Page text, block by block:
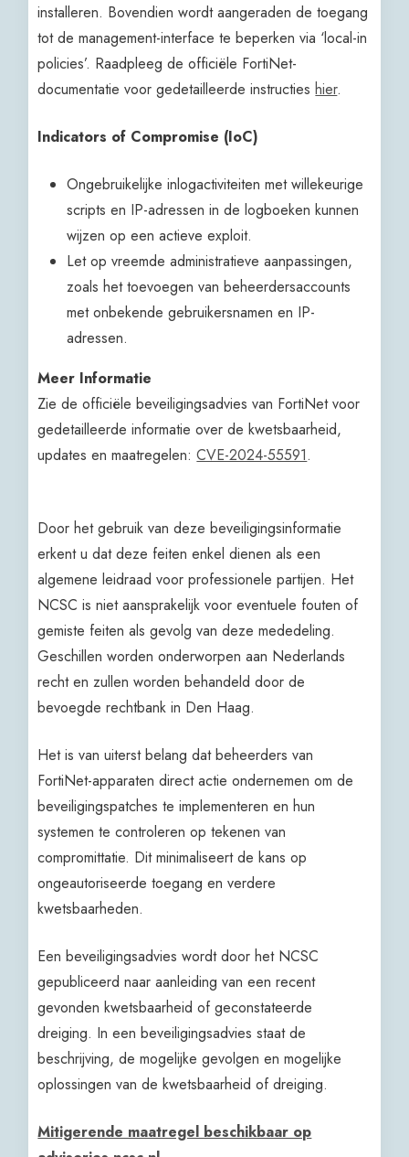
installeren. Bovendien wordt aangeraden de toegang
tot de management-interface te beperken via ‘local-in
policies’. Raadpleeg de officiële FortiNet-
documentatie voor gedetailleerde instructieshier.
Indicators of Compromise (IoC)
Ongebruikelijke inlogactiviteiten met willekeurige
scripts en IP-adressen in de logboeken kunnen
wijzen op een actieve exploit.
Let op vreemde administratieve aanpassingen,
zoals het toevoegen van beheerdersaccounts
met onbekende gebruikersnamen en IP-
adressen.
Meer Informatie
Zie de officiële beveiligingsadvies van FortiNet voor
gedetailleerde informatie over de kwetsbaarheid,
updates en maatregelen:CVE-2024-55591.
Door het gebruik van deze beveiligingsinformatie
erkent u dat deze feiten enkel dienen als een
algemene leidraad voor professionele partijen. Het
NCSC is niet aansprakelijk voor eventuele fouten of
gemiste feiten als gevolg van deze mededeling.
Geschillen worden onderworpen aan Nederlands
recht en zullen worden behandeld door de
bevoegde rechtbank in Den Haag.
Het is van uiterst belang dat beheerders van
FortiNet-apparaten direct actie ondernemen om de
beveiligingspatches te implementeren en hun
systemen te controleren op tekenen van
compromittatie. Dit minimaliseert de kans op
ongeautoriseerde toegang en verdere
kwetsbaarheden.
Een beveiligingsadvies wordt door het NCSC
gepubliceerd naar aanleiding van een recent
gevonden kwetsbaarheid of geconstateerde
dreiging. In een beveiligingsadvies staat de
beschrijving, de mogelijke gevolgen en mogelijke
oplossingen van de kwetsbaarheid of dreiging.
Mitigerende maatregel beschikbaar op